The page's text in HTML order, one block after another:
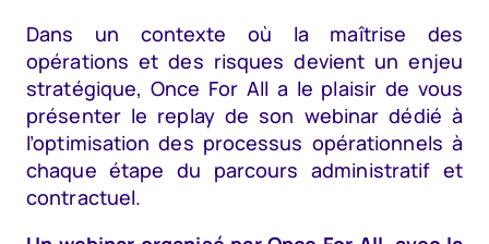
Dans un contexte où la maîtrise des
opérations et des risques devient un enjeu
stratégique, Once For All a le plaisir de vous
présenter le replay de son webinar dédié à
l’optimisation des processus opérationnels à
chaque étape du parcours administratif et
contractuel.